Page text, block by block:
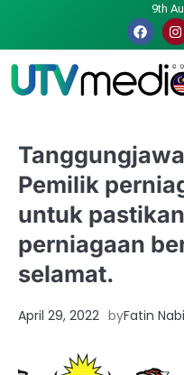
9th
Pemilik
untuk
perniagaan
selamat.
April 29, 2022 byFatin